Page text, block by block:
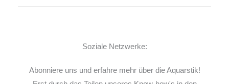
Soziale Netzwerke:
Abonniere uns und erfahre mehr über die Aquarstik!